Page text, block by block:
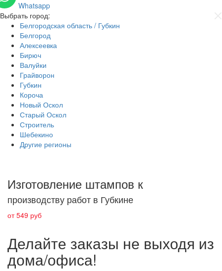
Whatsapp
Выбрать город:
Белгородская область / Губкин
Белгород
Алексеевка
Бирюч
Валуйки
Грайворон
Губкин
Короча
Новый Оскол
Старый Оскол
Строитель
Шебекино
Другие регионы
Изготовление штампов к
производству работ в Губкине
от 549 руб
Делайте заказы не выходя из
дома/офиса!